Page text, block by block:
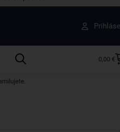
0,00 €
na zľavy skôr ako